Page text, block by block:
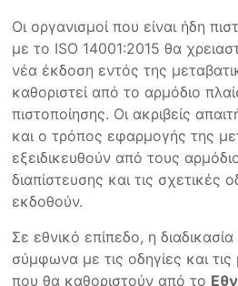
Οι οργανισμοί που είναι ήδη
με το ISO 14001:2015 θα
νέα έκδοση εντός της
καθοριστεί από το αρμόδιο
πιστοποίησης. Οι ακριβείς
και ο τρόπος εφαρμογής της
εξειδικευθούν από τους
διαπίστευσης και τις σχετικές
εκδοθούν.
Σε εθνικό επίπεδο, η
σύμφωνα με τις οδηγίες και τις
που θα καθοριστούν από το